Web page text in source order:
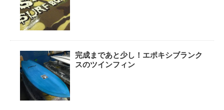
完成まであと少し！エポキシブランク
スのツインフィン